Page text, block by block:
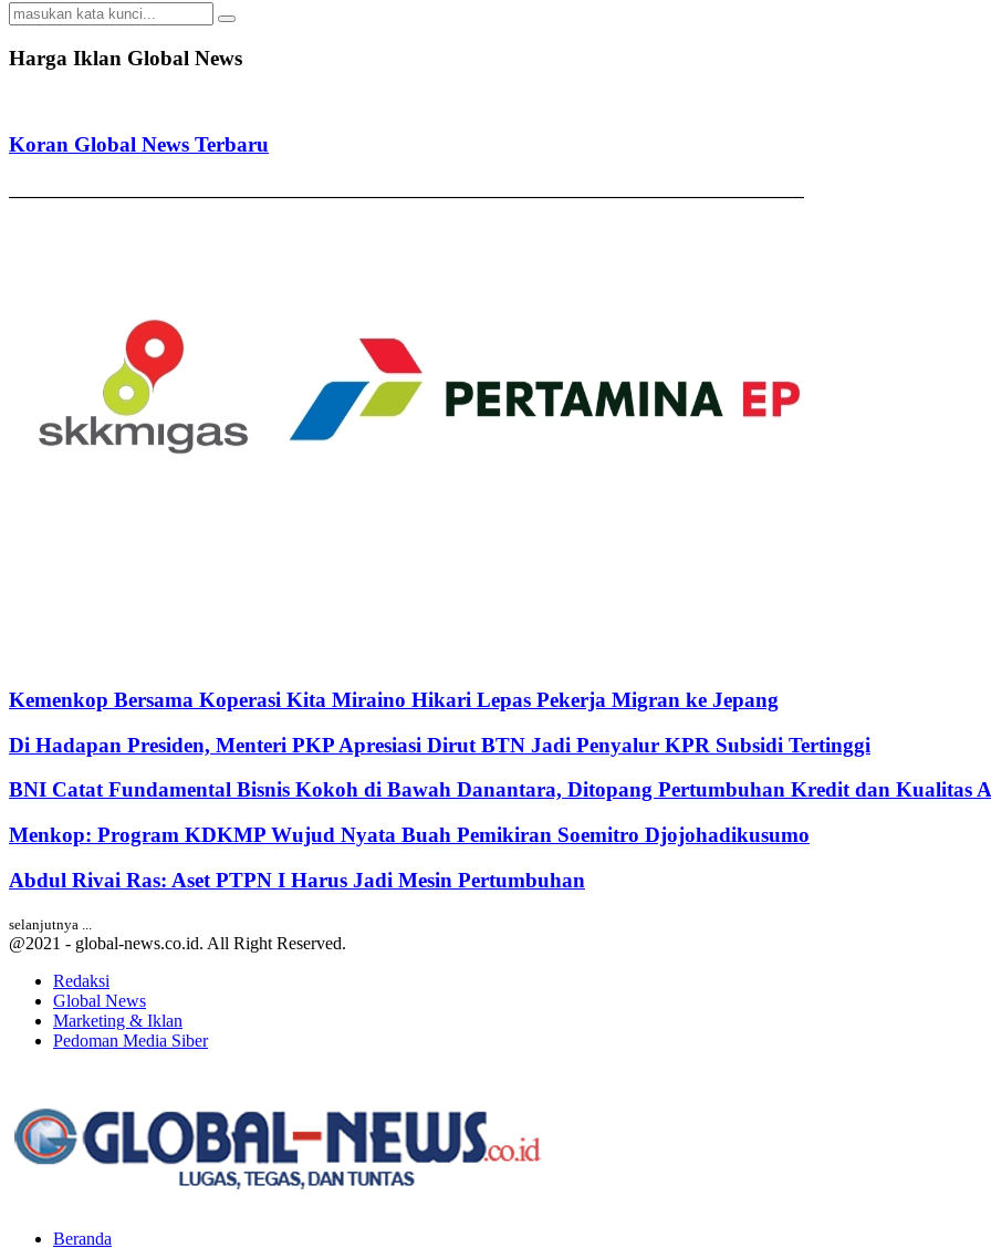
Search
for:
Search
Harga Iklan Global News
Koran Global News Terbaru
Kemenkop Bersama Koperasi Kita Miraino Hikari Lepas Pekerja Migran ke Jepang
Di Hadapan Presiden, Menteri PKP Apresiasi Dirut BTN Jadi Penyalur KPR Subsidi Tertinggi
BNI Catat Fundamental Bisnis Kokoh di Bawah Danantara, Ditopang Pertumbuhan Kredit dan Kualitas
Menkop: Program KDKMP Wujud Nyata Buah Pemikiran Soemitro Djojohadikusumo
Abdul Rivai Ras: Aset PTPN I Harus Jadi Mesin Pertumbuhan
selanjutnya ...
@2021 - global-news.co.id. All Right Reserved.
Redaksi
Global News
Marketing & Iklan
Pedoman Media Siber
Beranda